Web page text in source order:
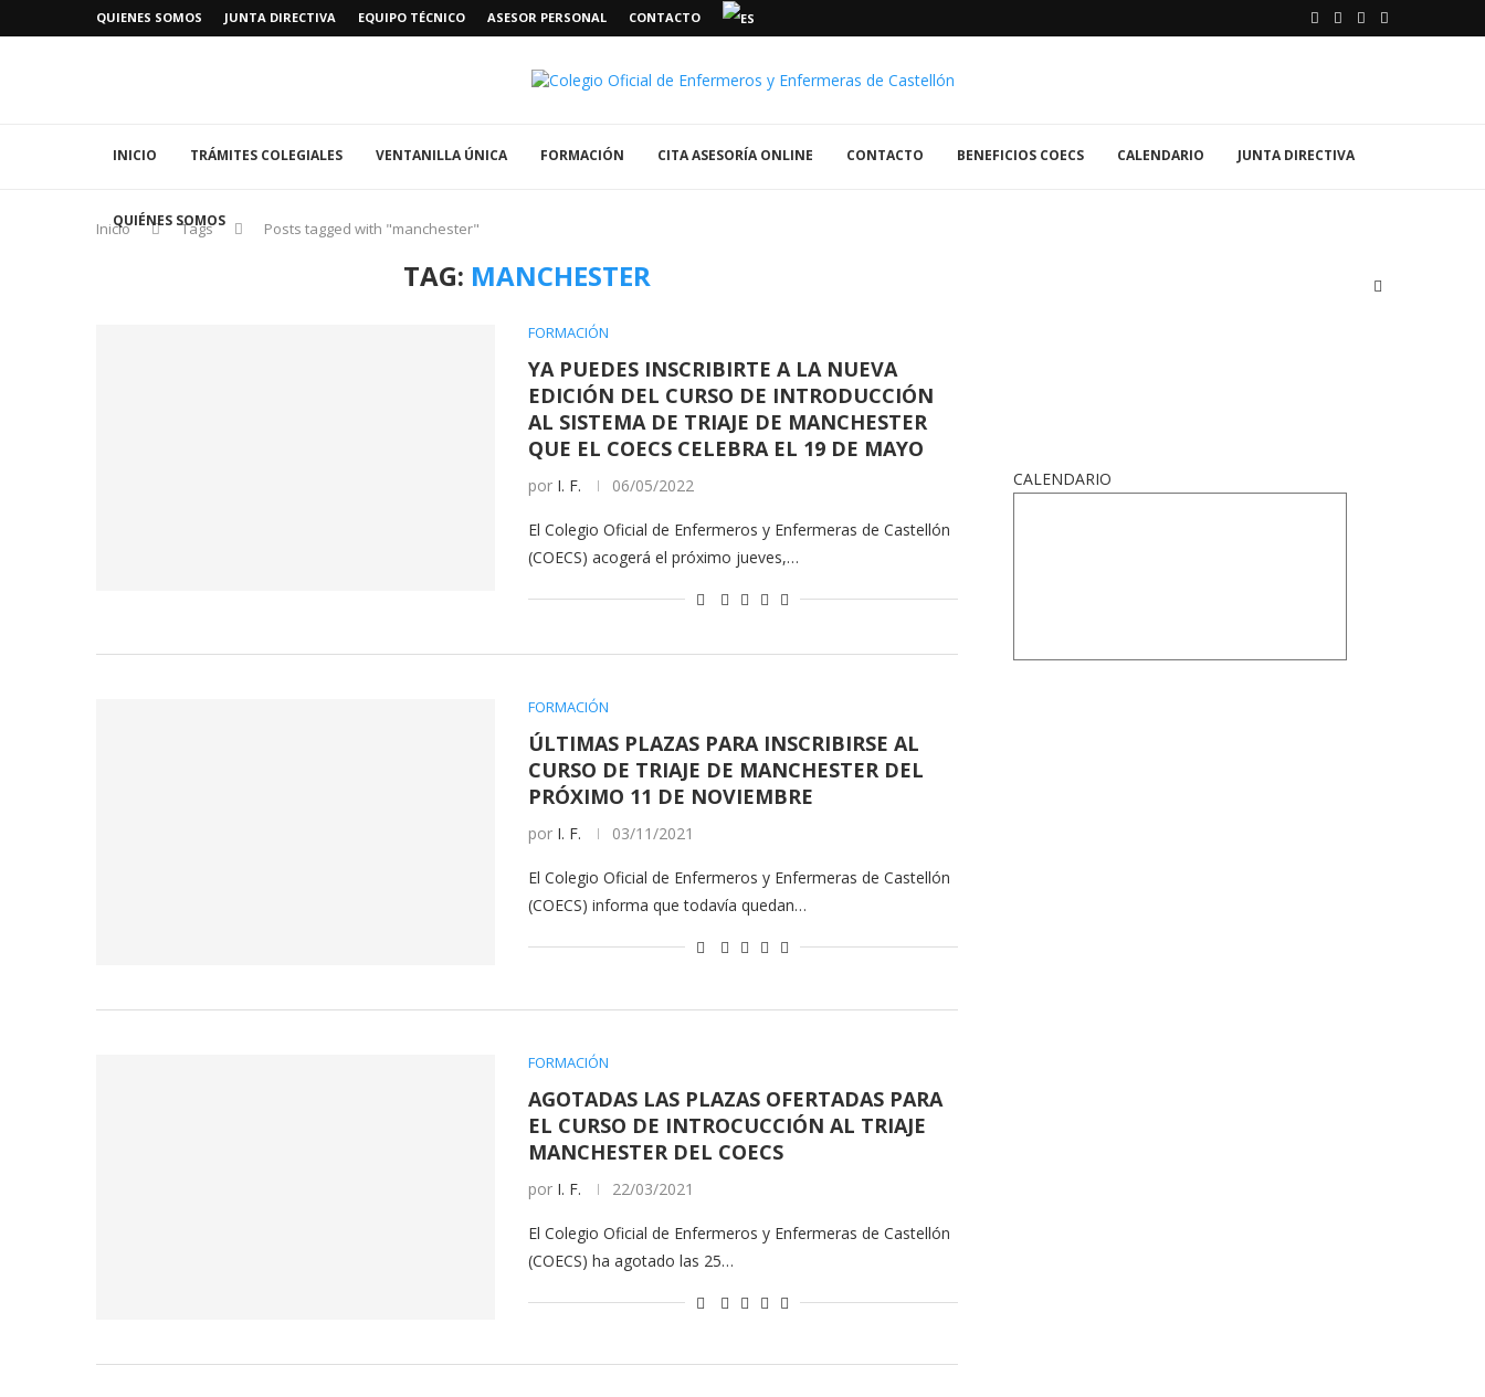
QUIENES SOMOS JUNTA DIRECTIVA EQUIPO TÉCNICO ASESOR PERSONAL CONTACTO
INICIO TRÁMITES COLEGIALES VENTANILLA ÚNICA FORMACIÓN CITA ASESORÍA ONLINE CONTACTO BENEFICIOS COECS CALENDARIO JUNTA DIRECTIVA
QUIÉNES SOMOS
Inicio Tags Posts tagged with "manchester"
TAG: MANCHESTER
FORMACIÓN
YA PUEDES INSCRIBIRTE A LA NUEVA
EDICIÓN DEL CURSO DE INTRODUCCIÓN
AL SISTEMA DE TRIAJE DE MANCHESTER
QUE EL COECS CELEBRA EL 19 DE MAYO
por I. F. 06/05/2022
El Colegio Oficial de Enfermeros y Enfermeras de Castellón
(COECS) acogerá el próximo jueves,…
FORMACIÓN
ÚLTIMAS PLAZAS PARA INSCRIBIRSE AL
CURSO DE TRIAJE DE MANCHESTER DEL
PRÓXIMO 11 DE NOVIEMBRE
por I. F. 03/11/2021
El Colegio Oficial de Enfermeros y Enfermeras de Castellón
(COECS) informa que todavía quedan…
FORMACIÓN
AGOTADAS LAS PLAZAS OFERTADAS PARA
EL CURSO DE INTROCUCCIÓN AL TRIAJE
MANCHESTER DEL COECS
por I. F. 22/03/2021
El Colegio Oficial de Enfermeros y Enfermeras de Castellón
(COECS) ha agotado las 25…
CALENDARIO